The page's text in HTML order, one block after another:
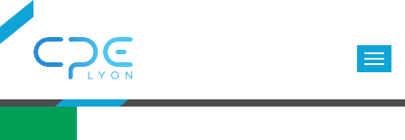
Cookies management panel